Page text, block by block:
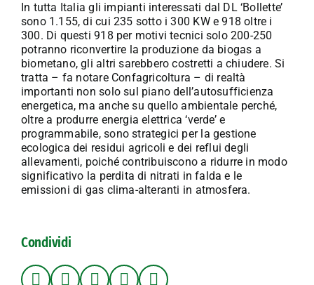
In tutta Italia gli impianti interessati dal DL ‘Bollette’
sono 1.155, di cui 235 sotto i 300 KW e 918 oltre i
300. Di questi 918 per motivi tecnici solo 200-250
potranno riconvertire la produzione da biogas a
biometano, gli altri sarebbero costretti a chiudere. Si
tratta – fa notare Confagricoltura – di realtà
importanti non solo sul piano dell’autosufficienza
energetica, ma anche su quello ambientale perché,
oltre a produrre energia elettrica ‘verde’ e
programmabile, sono strategici per la gestione
ecologica dei residui agricoli e dei reflui degli
allevamenti, poiché contribuiscono a ridurre in modo
significativo la perdita di nitrati in falda e le
emissioni di gas clima-alteranti in atmosfera.
Condividi